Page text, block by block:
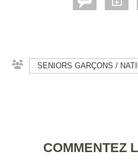
SENIORS GARÇONS /
COMMENTEZ